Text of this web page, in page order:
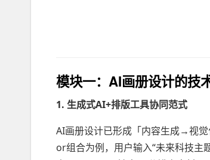
模块一：AI画册设计的技
1. 生成式AI+排版工具协同范式
AI画册设计已形成「内容生成→视
or组合为例，用户输入“未来科技主